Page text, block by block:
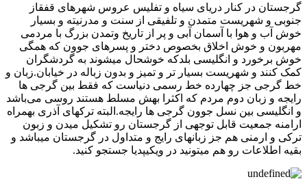
گرجستان در کنار دریای سیاه و تفلیس عروس شهرهای قفقاز
جنوبی و شهریست متمدن و تلفیقی از سنت و مدرنیته و بسیار
خوش آب و هوا با آسمان آبی و پر از تاریخ وتمدن بزرگ با مردمی
مهربون و خوش اخلاق بخصوص دختر و پسرهای جوون که همگی
خوش برخورد و انگلیسی بلدکه خوشحال میشوند به گردشگران
کمک کنند و شهریست بسیار تر و تمیز و بدون زباله در خیابان.زبان و
خط گرجی جز چهارده خط رسمی دنیاست که فقط بین گرجی ها
رایجه و زبان دوم مردم که اکثرا بهش مسلط هستند روسی می‌باشد
و انگلیسی بین نسل جوون گرجی ها رایجه.البته ترکهای آذری بهمراه
ارامنه جمعیت قابل توجهی از گرجستان رو تشکیل میدن و زبون
ترکی و ارمنی هم جز زبانهای رایج و متداول در گرجستان میباشد و
بقیه اطلاعات رو هم میتونید در ویکیپدیا جستجو کنید.